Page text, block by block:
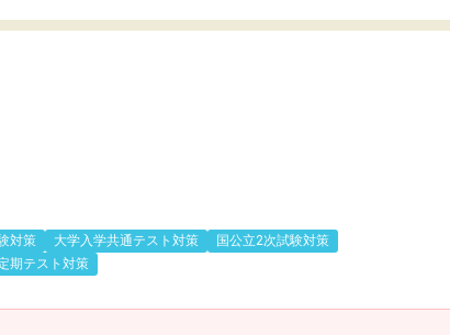
対策 大学入学共通テスト対策
国公立2次試験対策
期テスト対策